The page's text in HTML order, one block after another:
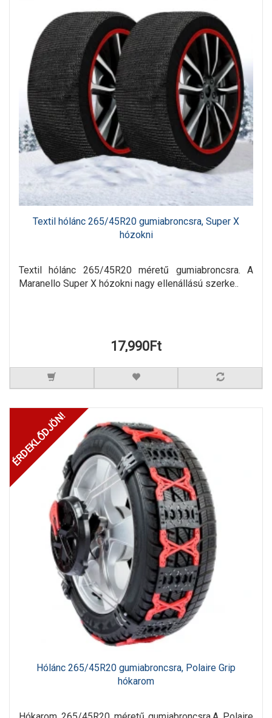
Textil hólánc 265/45R20 gumiabroncsra, Super X
hózokni
Textil hólánc 265/45R20 méretű gumiabroncsra. A
Maranello Super X hózokni nagy ellenállású szerke..
17,990Ft
ÉRDEKLŐDJÖN!
Hólánc 265/45R20 gumiabroncsra, Polaire Grip
hókarom